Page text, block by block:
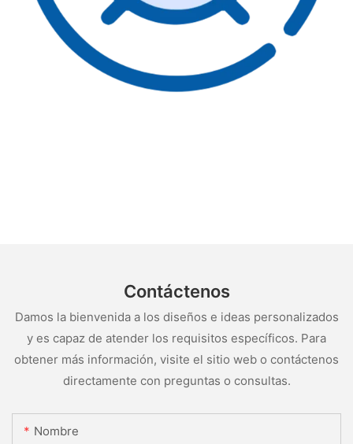
Contáctenos
Damos la bienvenida a los diseños e ideas personalizados
y es capaz de atender los requisitos específicos. Para
obtener más información, visite el sitio web o contáctenos
directamente con preguntas o consultas.
Nombre